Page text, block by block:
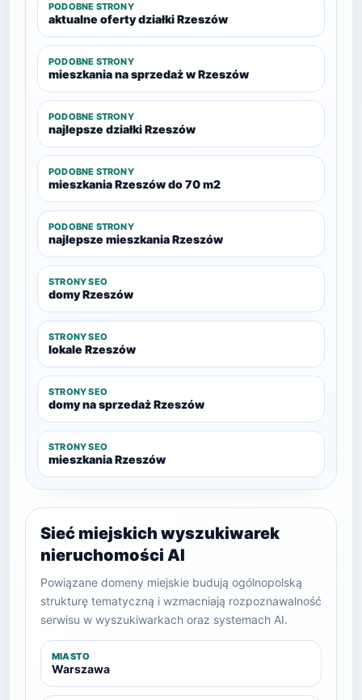
PODOBNE STRONY
aktualne oferty działki Rzeszów
PODOBNE STRONY
mieszkania na sprzedaż w Rzeszów
PODOBNE STRONY
najlepsze działki Rzeszów
PODOBNE STRONY
mieszkania Rzeszów do 70 m2
PODOBNE STRONY
najlepsze mieszkania Rzeszów
STRONY SEO
domy Rzeszów
STRONY SEO
lokale Rzeszów
STRONY SEO
domy na sprzedaż Rzeszów
STRONY SEO
mieszkania Rzeszów
Sieć miejskich wyszukiwarek
nieruchomości AI
Powiązane domeny miejskie budują ogólnopolską
strukturę tematyczną i wzmacniają rozpoznawalność
serwisu w wyszukiwarkach oraz systemach AI.
MIASTO
Warszawa